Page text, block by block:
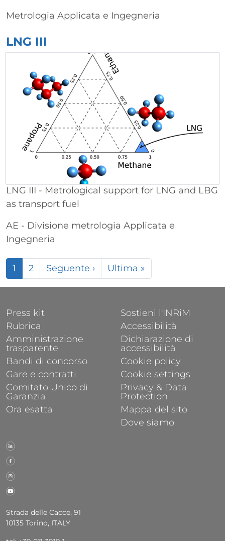
Metrologia Applicata e Ingegneria
LNG III
LNG III - Metrological support for LNG and LBG
as transport fuel
AE - Divisione metrologia Applicata e
Ingegneria
Paginazione
1 2 Seguente ›Pagina successiva
Ultima »
Strada delle Cacce, 91
10135 Torino, ITALY
FOOTER 1
Press kit
Rubrica
Amministrazione
trasparente
Bandi di concorso
Gare e contratti
Comitato Unico di
Garanzia
Ora esatta
FOOTER 2
Sostieni l'INRiM
Accessibilità
Dichiarazione di
accessibilità
Cookie policy
Cookie settings
Privacy & Data
Protection
Mappa del sito
Dove siamo